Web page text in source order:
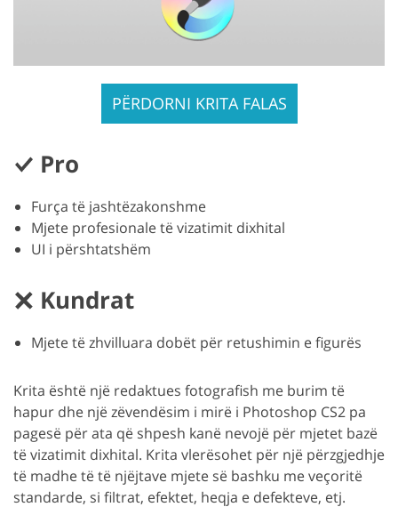
PËRDORNI KRITA FALAS
Pro
Furça të jashtëzakonshme
Mjete profesionale të vizatimit dixhital
UI i përshtatshëm
Kundrat
Mjete të zhvilluara dobët për retushimin e figurës
Krita është një redaktues fotografish me burim të
hapur dhe një zëvendësim i mirë i Photoshop CS2 pa
pagesë për ata që shpesh kanë nevojë për mjetet bazë
të vizatimit dixhital. Krita vlerësohet për një përzgjedhje
të madhe të të njëjtave mjete së bashku me veçoritë
standarde, si filtrat, efektet, heqja e defekteve, etj.